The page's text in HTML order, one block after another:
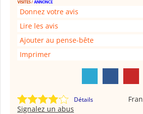
Donnez votre avis
Lire les avis
Ajouter au pense-bête
Imprimer
Détails
Signalez un abus